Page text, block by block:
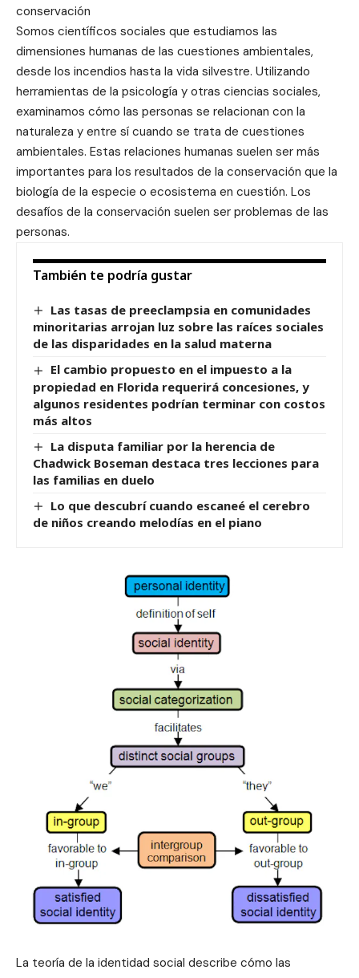
conservación
Somos científicos sociales que estudiamos las
dimensiones humanas de las cuestiones ambientales,
desde los incendios hasta la vida silvestre. Utilizando
herramientas de la psicología y otras ciencias sociales,
examinamos cómo las personas se relacionan con la
naturaleza y entre sí cuando se trata de cuestiones
ambientales. Estas relaciones humanas suelen ser más
importantes para los resultados de la conservación que la
biología de la especie o ecosistema en cuestión. Los
desafíos de la conservación suelen ser problemas de las
personas.
También te podría gustar
Las tasas de preeclampsia en comunidades
minoritarias arrojan luz sobre las raíces sociales
de las disparidades en la salud materna
El cambio propuesto en el impuesto a la
propiedad en Florida requerirá concesiones, y
algunos residentes podrían terminar con costos
más altos
La disputa familiar por la herencia de
Chadwick Boseman destaca tres lecciones para
las familias en duelo
Lo que descubrí cuando escaneé el cerebro
de niños creando melodías en el piano
La teoría de la identidad social describe cómo las